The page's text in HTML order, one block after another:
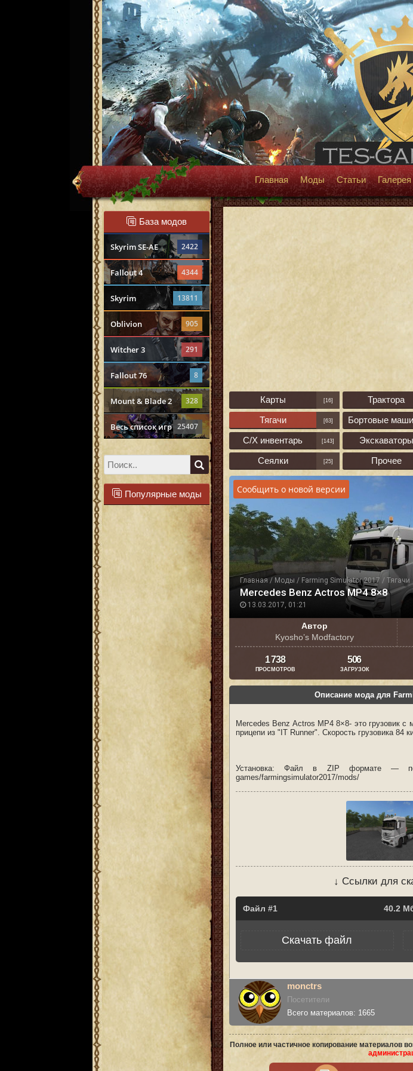
Главная Моды Статьи Галерея
База модов
Skyrim SE-AE 2422
Fallout 4 4344
Skyrim 13811
Oblivion 905
Witcher 3 291
Fallout 76 8
Mount & Blade 2 328
Весь список игр 25407
Популярные моды
Карты [16] Трактора
Тягачи [63] Бортовые
С/Х инвентарь [143] Экскаваторы
Сеялки [25] Прочее
Главная / Моды / Farming Simulator 2017 / Тягачи
13.03.2017, 01:21
Mercedes Benz Actros MP4 8×8
Сообщить о новой версии
Автор
Kyosho’s Modfactory
1 738
ПРОСМОТРОВ
506
ЗАГРУЗОК
Описание мода для
Mercedes Benz Actros MP4 8×8- это грузовик
прицепи из "IT Runner". Скорость грузовика 84
Установка: Файл в ZIP формате —
games/farmingsimulator2017/mods/
↓ Ссылки для
Файл 40.2
Скачать файл
monctrs
Посетители
Всего материалов: 1665
Полное или частичное копирование материалов